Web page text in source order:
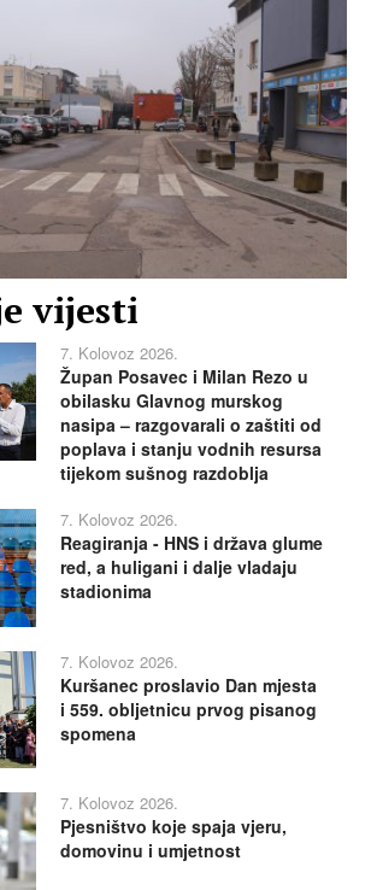
vijesti
7. Kolovoz 2026.
Župan Posavec i Milan Rezo u
obilasku Glavnog murskog
nasipa – razgovarali o zaštiti od
poplava i stanju vodnih resursa
tijekom sušnog razdoblja
7. Kolovoz 2026.
Reagiranja - HNS i država glume
red, a huligani i dalje vladaju
stadionima
7. Kolovoz 2026.
Kuršanec proslavio Dan mjesta
i 559. obljetnicu prvog pisanog
spomena
7. Kolovoz 2026.
Pjesništvo koje spaja vjeru,
domovinu i umjetnost